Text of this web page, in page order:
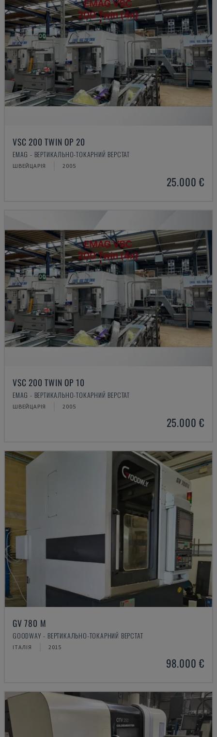
VSC 200 TWIN OP 20
EMAG - ВЕРТИКАЛЬНО-ТОКАРНИЙ ВЕРСТАТ
ШВЕЙЦАРІЯ 2005
25.000 €
VSC 200 TWIN OP 10
EMAG - ВЕРТИКАЛЬНО-ТОКАРНИЙ ВЕРСТАТ
ШВЕЙЦАРІЯ 2005
25.000 €
GV 780 M
GOODWAY - ВЕРТИКАЛЬНО-ТОКАРНИЙ ВЕРСТАТ
ІТАЛІЯ 2015
98.000 €